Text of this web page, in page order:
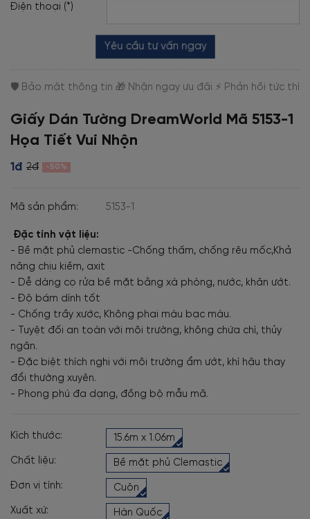
Điện thoại (*)
Yêu cầu tư vấn ngay
Giấy Dán Tường DreamWorld Mã 5153-1
Họa Tiết Vui Nhộn
1đ 2đ -50%
Mã sản phẩm: 5153-1
Đặc tính vật liệu:
- Bề mặt phủ clemastic -Chống thấm, chống rêu mốc,Khả
năng chịu kiềm, axit
- Dễ dàng cọ rửa bề mặt bằng xà phòng, nước, khăn ướt.
- Độ bám dính tốt
- Chống trầy xước, Không phai màu bạc màu.
- Tuyệt đối an toàn với môi trường, không chứa chì, thủy
ngân.
- Đặc biệt thích nghi với môi trường ẩm ướt, khí hậu thay
đổi thường xuyên.
- Phong phú đa dạng, đồng bộ mẫu mã.
Kích thước: 15.6m x 1.06m
Chất liệu: Bề mặt phủ Clemastic
Đơn vị tính: Cuộn
Xuất xứ: Hàn Quốc